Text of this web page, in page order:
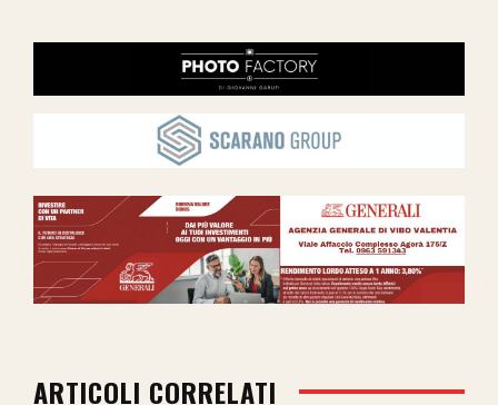
ARTICOLI CORRELATI